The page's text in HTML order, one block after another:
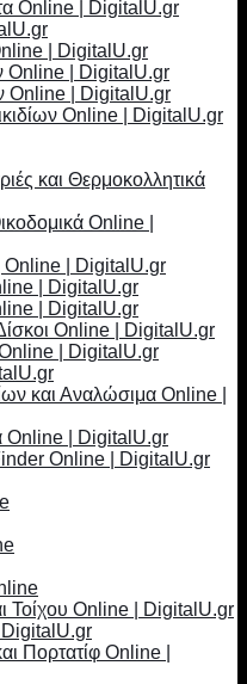
Online | DigitalU.gr
| DigitalU.gr
Online | DigitalU.gr
Online | DigitalU.gr
Online | DigitalU.gr
και Θερμοκολλητικά
Online |
Online | DigitalU.gr
| DigitalU.gr
| DigitalU.gr
Online | DigitalU.gr
Online | DigitalU.gr
και Αναλώσιμα Online |
Online | DigitalU.gr
Online | DigitalU.gr
Τοίχου Online | DigitalU.gr
Πορτατίφ Online |